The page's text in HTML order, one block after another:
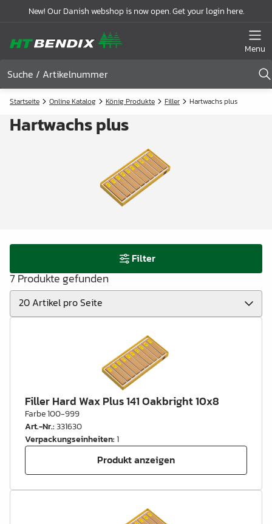
New! Our Danish webshop is now open. Get your login here.
Menu
Startseite Online Katalog König Produkte Filler Hartwachs plus
Hartwachs plus
Filter
7 Produkte gefunden
Filler Hard Wax Plus 141 Oakbright 10x8
Farbe 100-999
Art.-Nr.:331630
Verpackungseinheiten:1
Produkt anzeigen